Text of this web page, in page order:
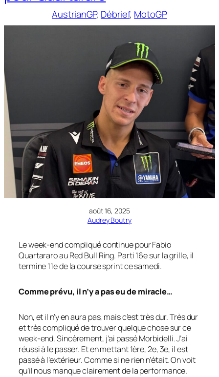
AustrianGP, Débrief, MotoGP
août 16, 2025
Audrey Boutry
Le week-end compliqué continue pour Fabio
Quartararo au Red Bull Ring. Parti 16e sur la grille, il
termine 11e de la course sprint ce samedi.
Comme prévu, il n’y a pas eu de miracle…
Non, et il n’y en aura pas, mais c’est très dur. Très dur
et très compliqué de trouver quelque chose sur ce
week-end. Sincèrement, j’ai passé Morbidelli. J’ai
réussi à le passer. Et en mettant 1ère, 2e, 3e, il est
passé à l’extérieur. Comme si ne rien n’était. On voit
qu’il nous manque clairement de la performance.